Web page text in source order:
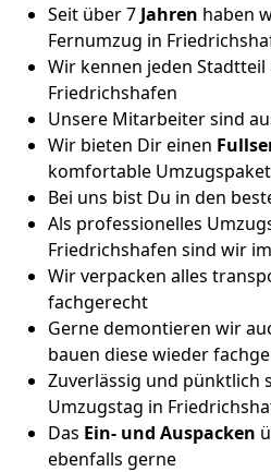
Seit über 7 Jahren haben
Fernumzug in
Wir kennen jeden
Friedrichshafen
Unsere Mitarbeiter sind
Wir bieten Dir einen
komfortable Umzugspaket
Bei uns bist Du in den
Als professionelles
Friedrichshafen sind wir
Wir verpacken alles
fachgerecht
Gerne demontieren wir
bauen diese wieder
Zuverlässig und pünktlich
Umzugstag in
Das Ein- und Auspacken
ebenfalls gerne